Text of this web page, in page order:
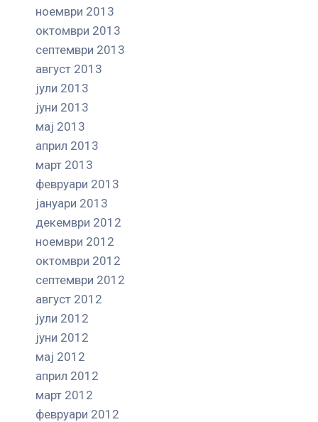
ноември 2013
октомври 2013
септември 2013
август 2013
јули 2013
јуни 2013
мај 2013
април 2013
март 2013
февруари 2013
јануари 2013
декември 2012
ноември 2012
октомври 2012
септември 2012
август 2012
јули 2012
јуни 2012
мај 2012
април 2012
март 2012
февруари 2012